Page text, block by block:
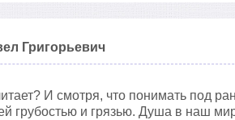
Григорьевич
И смотря, что понимать под
грубостью и грязью. Душа в наш